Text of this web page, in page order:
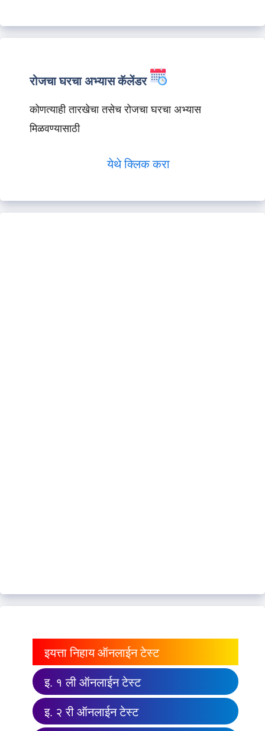
रोजचा घरचा अभ्यास कॅलेंडर
कोणत्याही तारखेचा तसेच रोजचा घरचा अभ्यास
मिळवण्यासाठी
येथे क्लिक करा
इयत्ता निहाय ऑनलाईन टेस्ट
इ. १ ली ऑनलाईन टेस्ट
इ. २ री ऑनलाईन टेस्ट